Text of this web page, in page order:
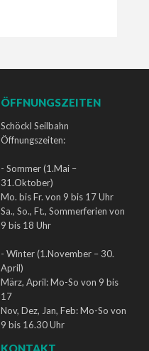
ÖFFNUNGSZEITEN
Schöckl Seilbahn
Öffnungszeiten:
- Sommer (1.Mai –
31.Oktober)
Mo. bis Fr. von 9 bis 17 Uhr
Sa., So., Ft., Sommerferien von
9 bis 18 Uhr
- Winter (1.November – 30.
April)
März, April: Mo-So von 9 bis
17
Nov, Dez, Jan, Feb: Mo-So von
9 bis 16.30 Uhr
KONTAKT